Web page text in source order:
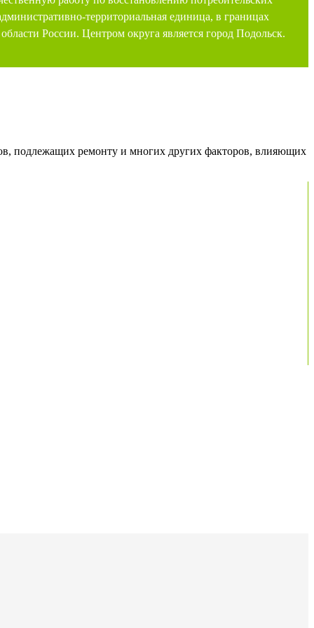
территориальная единица, в границах
России. Центром округа является город Подольск.
подлежащих ремонту и многих других факторов, влияющих